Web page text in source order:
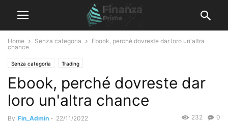
Home Senza categoria
Ebook, perché dovreste dar loro un'altra
chance
Senza categoria Trading
Ebook, perché dovreste dar
loro un'altra chance
By Fin_Admin - 22/11/2022 0
232